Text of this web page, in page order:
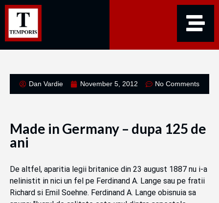
Dan Vardie November 5, 2012 No Comments
Made in Germany – dupa 125 de
ani
De altfel, aparitia legii britanice din 23 august 1887 nu i-a
nelinistit in nici un fel pe Ferdinand A. Lange sau pe fratii
Richard si Emil Soehne. Ferdinand A. Lange obisnuia sa